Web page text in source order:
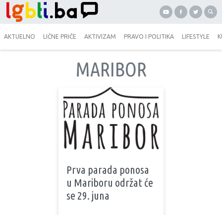
AKTUELNO LIČNE PRIČE AKTIVIZAM PRAVO I POLITIKA LIFESTYLE
MARIBOR
Prva parada ponosa
u Mariboru održat će
se 29. juna